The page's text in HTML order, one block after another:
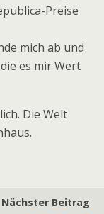
Preise
mich ab und
es mir Wert
Die Welt
Nächster Beitrag